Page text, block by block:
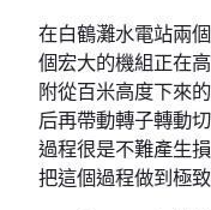
在白鶴灘水電站兩
個宏大的機組正在
附從百米高度下來
后再帶動轉子轉動
過程很是不難產生
把這個過程做到極